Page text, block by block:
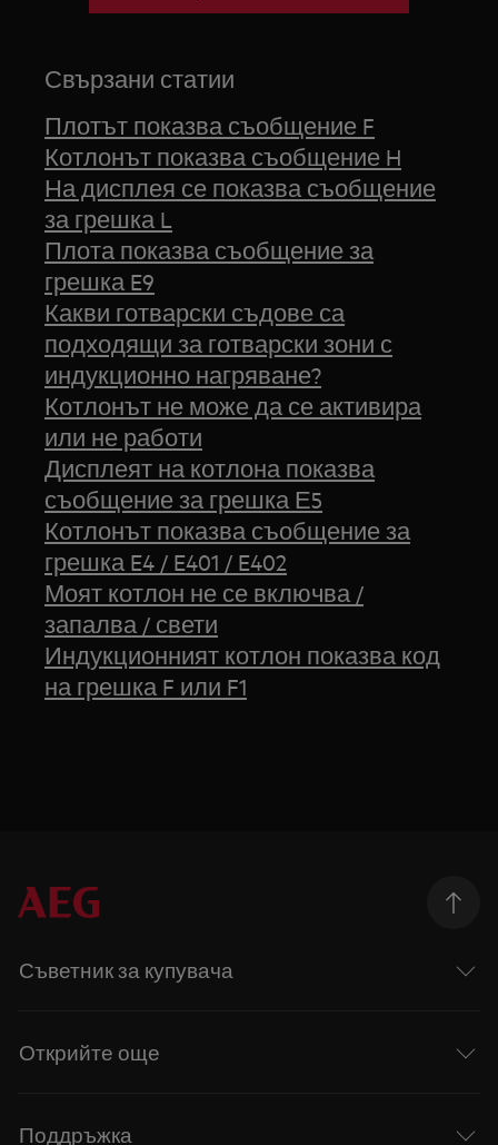
Свързани статии
Плотът показва съобщение F
Котлонът показва съобщение H
На дисплея се показва съобщение
за грешка L
Плота показва съобщение за
грешка E9
Какви готварски съдове са
подходящи за готварски зони с
индукционно нагряване?
Котлонът не може да се активира
или не работи
Дисплеят на котлона показва
съобщение за грешка Е5
Котлонът показва съобщение за
грешка E4 / E401 / E402
Моят котлон не се включва /
запалва / свети
Индукционният котлон показва код
на грешка F или F1
Съветник за купувача
Открийте още
Поддръжка